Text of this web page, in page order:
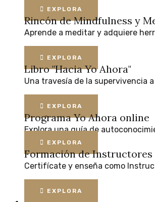
EXPLORA
Rincón de Mindfulness y
Aprende a meditar y adquiere
EXPLORA
Libro "Hacia Yo Ahora"
Una travesía de la supervivencia a
EXPLORA
Programa Yo Ahora online
Explora una guía de
EXPLORA
Formación de Instructores
Certifícate y enseña como
EXPLORA